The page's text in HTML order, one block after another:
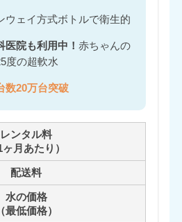
ウェイ方式ボトルで衛生的
医院も利用中！ 赤ちゃんの
度の超軟水
数20万台突破
レンタル料
ヶ月あたり）
配送料
水の価格
（最低価格）